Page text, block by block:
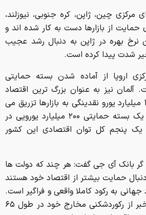
چین، ژاپن، کره جنوبی، نیوزلند،
حمایت از بازارها دست به کار شده اند و
بهره در ژاپن به دنبال رشد عجیب
شدت پیدا کرده است.
اروپا از آماده شدن بسته حمایتی
نیز به عنوان بزرگ ترین اقتصاد
اروپایی گفته است ۱۵۰ میلیارد یورو نقدینگی به بازارها تزریق می
کند. در اسپانیا دولت یک بسته حمایتی ۲۰۰ میلیارد یورویی در
یک پنجم کل توان اقتصادی این کشور
بانک آی جی گفت: هر چند که دولت ها
حمایت بیشتر از اقتصاد خود هستند
به رکود کاملا واقعی و فراگیر است.
در انگلیس نیز دولت خبر از رکوردشکنی مخارج خود در طول ۶۵